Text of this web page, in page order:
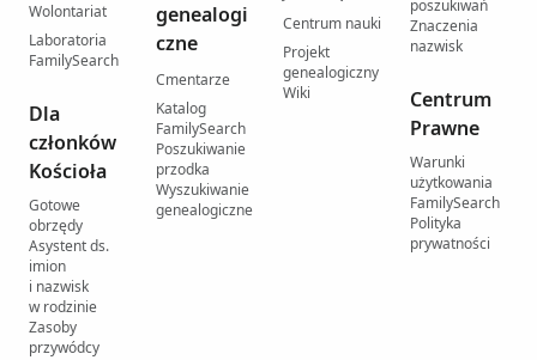
Wolontariat
Laboratoria
FamilySearch
Dla
członków
Kościoła
Gotowe
obrzędy
Asystent ds.
imion
i nazwisk
w rodzinie
Zasoby
przywódcy
genealogi
czne
Cmentarze
Katalog
FamilySearch
Poszukiwanie
przodka
Wyszukiwanie
genealogiczne
Centrum nauki
Projekt
genealogiczny
Wiki
poszukiwań
Znaczenia
nazwisk
Centrum
Prawne
Warunki
użytkowania
FamilySearch
Polityka
prywatności